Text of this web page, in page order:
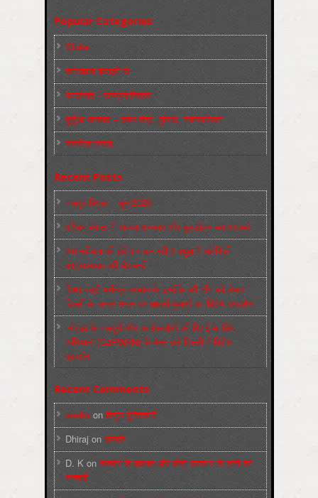
Popular Categories
Slider
कारख़ाना इलाक़ों से
फ़ासीवाद / साम्‍प्रदायिकता
बुर्जुआ जनवाद – दमन तंत्र, पुलिस, न्‍यायपालिका
संघर्षरत जनता
Recent Posts
मज़दूर बिगुल – जून 2026
पश्चिम बंगाल में भाजपा सरकार और बुलडोज़र का आतंक!
अमानवीयता की हदें पार कर रही है क्यूबा में अमेरिकी
साम्राज्यवाद की घेराबन्दी
शिक्षा मंत्री धर्मेन्द्र प्रधान के इस्तीफ़े की माँग को लेकर
दिल्ली के जन्तर-मन्तर पर छात्रों-युवाओं का विरोध प्रदर्शन
‘नोएडा के मज़दूरों और कार्यकर्ताओं की रिहाई के लिए
अभियान’ (CaRWAN) के बैनर तले दिल्ली में विरोध
प्रदर्शन
Recent Comments
sneha on बिगुल पुस्तिकाएँ
Dhiraj on सम्पर्क
D. K on कश्मीर के हालात और मोदी सरकार के दावों की
सच्चाई